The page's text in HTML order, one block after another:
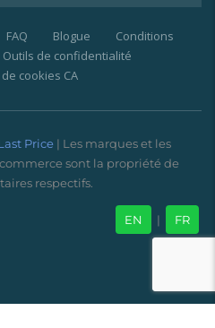
FAQ Blogue
Conditions
Outils de confidentialité
cookies CA
Price | Les marques et les
sont la propriété de
respectifs.
EN | FR